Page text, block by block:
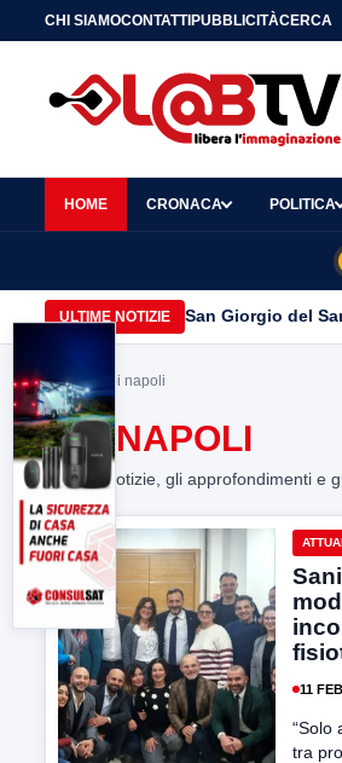
CHI SIAMOCONTATTIPUBBLICITÀCERCA
HOME CRONACA POLITICA
ULTIME NOTIZIE San Giorgio del
Home> opi napoli
OPI NAPOLI
Tutte le notizie, gli approfondimenti e
11
“Solo
tra